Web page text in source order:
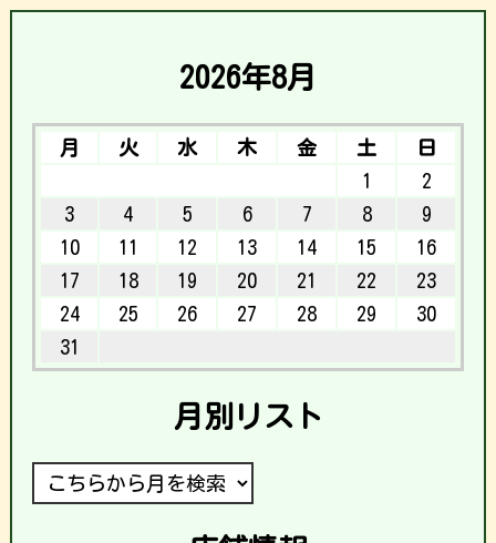
2026年8月
月 火 水 木 金 土
日
1
2
3
4 5 6 7 8
9
10
11 12 13 14 15
16
17
18 19 20 21 22
23
24
25 26 27 28 29
30
31
月別リスト